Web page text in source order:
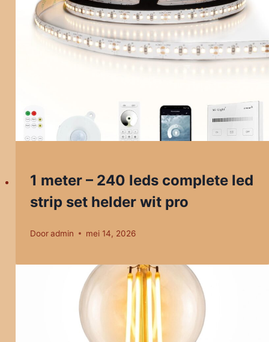
1 meter – 240 leds complete led
strip set helder wit pro
Door admin mei 14, 2026